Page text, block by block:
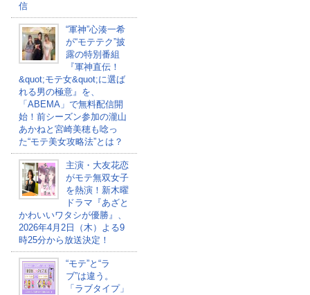
信
“軍神”心湊一希
が“モテテク”披
露の特別番組
『軍神直伝！
&quot;モテ女&quot;に選ば
れる男の極意』を、
「ABEMA」で無料配信開
始！前シーズン参加の瀧山
あかねと宮崎美穂も唸っ
た“モテ美女攻略法”とは？
主演・大友花恋
がモテ無双女子
を熱演！新木曜
ドラマ『あざと
かわいいワタシが優勝』、
2026年4月2日（木）よる9
時25分から放送決定！
“モテ”と“ラ
ブ”は違う。
「ラブタイプ」